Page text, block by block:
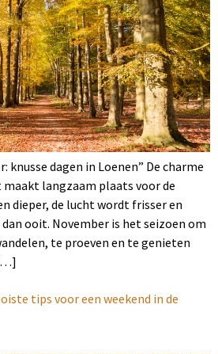
knusse dagen in Loenen” De charme
langzaam plaats voor de
dieper, de lucht wordt frisser en
ooit. November is het seizoen om
te proeven en te genieten
tips voor een weekend in de